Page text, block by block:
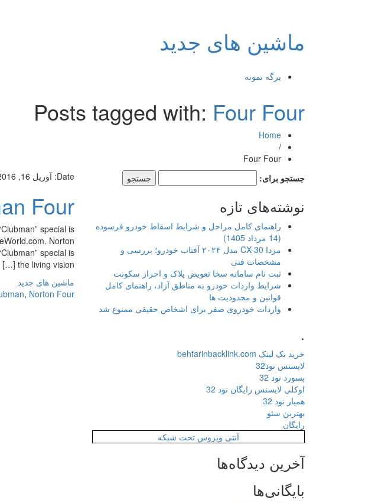
ماشین های جدید
برگه نمونه
Posts tagged with: Four Four
Home
/
Four Four
Date: آوریل 16, 2016
Four
special is
Norton
special is
the living vision […]
ماشین های جدید
, Norton Four
جستجو برای:
نوشته‌های تازه
راهنمای کامل مراحل و شرایط اسقاط خودرو فرسوده
(14 مرداد 1405)
مزدا CX-30 مدل ۲۰۲۴ آفتاب خودرو؛ بررسی و
مشخصات فنی
ثبت نام سامانه سخا تعویض پلاک و احراز سکونت
شرایط واردات خودرو به مناطق آزاد، راهنمای کامل
قوانین و محدودیت ها
واردات خودروی صفر برای اشخاص حقیقی ممنوع شد
.
خرید بک لینک behtarinbacklink.com
لایسنس نود32
پسورد نود 32
اوکلی لایسنس رایگان نود 32
همیار نود 32
بهترین سئو
رایگان
آنتی ویروس تحت شبکه
آخرین دیدگاه‌ها
بایگانی‌ها